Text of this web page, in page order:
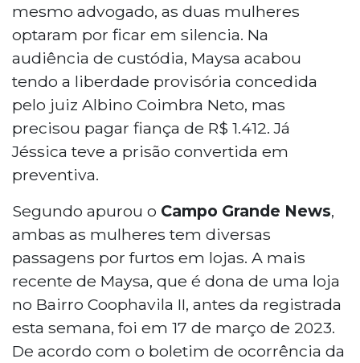
mesmo advogado, as duas mulheres
optaram por ficar em silencia. Na
audiência de custódia, Maysa acabou
tendo a liberdade provisória concedida
pelo juiz Albino Coimbra Neto, mas
precisou pagar fiança de R$ 1.412. Já
Jéssica teve a prisão convertida em
preventiva.
Segundo apurou o Campo Grande News,
ambas as mulheres tem diversas
passagens por furtos em lojas. A mais
recente de Maysa, que é dona de uma loja
no Bairro Coophavila II, antes da registrada
esta semana, foi em 17 de março de 2023.
De acordo com o boletim de ocorrência da